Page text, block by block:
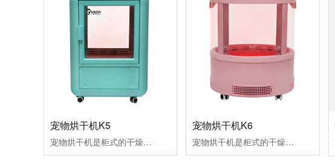
宠物烘干机K5
宠物烘干机是柜式的干燥室，用来宠物干燥和空气浴。拥有红外灯组件，离子发生器组件，氧气/芳香治疗和毛发收集功能适合品种：1只体重小于5KG的小型犬或猫。
宠物烘干机K6
宠物烘干机是柜式的干燥室，用来宠物干燥和空气浴。拥有红外灯组件，离子发生器组件，氧气/芳香治疗和毛发收集功能适合品种：1只体重小于5KG的小型犬或猫。